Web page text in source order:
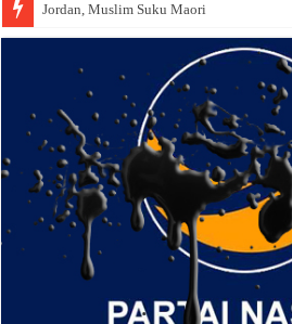
Jordan, Muslim Suku Maori